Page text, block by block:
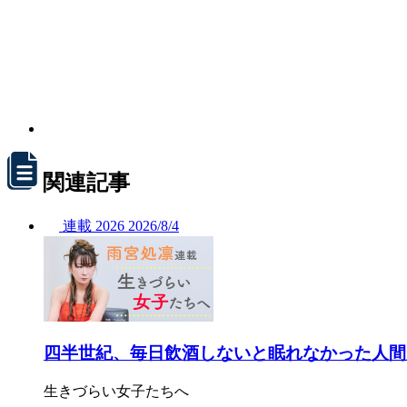
関連記事
連載 2026 2026/8/4
四半世紀、毎日飲酒しないと眠れなかった人
生きづらい女子たちへ